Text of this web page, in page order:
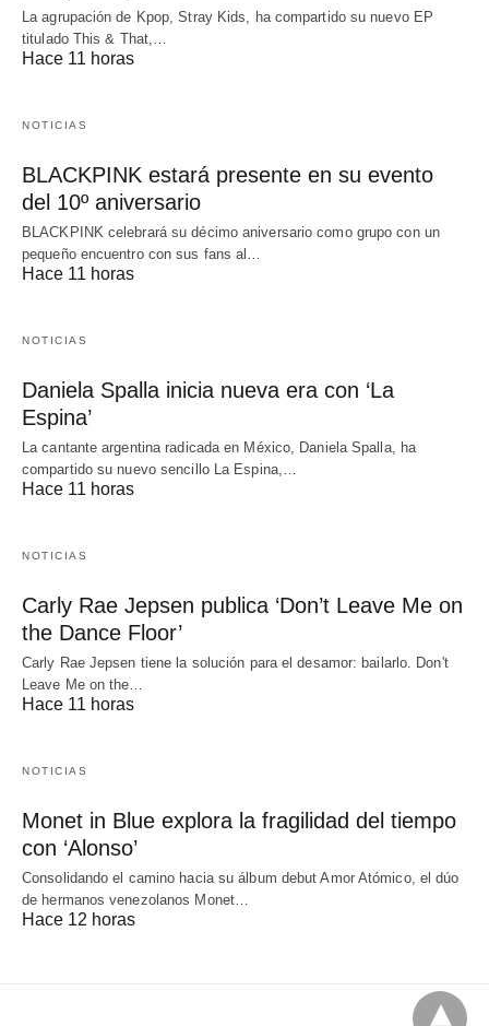
La agrupación de Kpop, Stray Kids, ha compartido su nuevo EP
titulado This & That,…
Hace 11 horas
NOTICIAS
BLACKPINK estará presente en su evento
del 10º aniversario
BLACKPINK celebrará su décimo aniversario como grupo con un
pequeño encuentro con sus fans al…
Hace 11 horas
NOTICIAS
Daniela Spalla inicia nueva era con ‘La
Espina’
La cantante argentina radicada en México, Daniela Spalla, ha
compartido su nuevo sencillo La Espina,…
Hace 11 horas
NOTICIAS
Carly Rae Jepsen publica ‘Don’t Leave Me on
the Dance Floor’
Carly Rae Jepsen tiene la solución para el desamor: bailarlo. Don't
Leave Me on the…
Hace 11 horas
NOTICIAS
Monet in Blue explora la fragilidad del tiempo
con ‘Alonso’
Consolidando el camino hacia su álbum debut Amor Atómico, el dúo
de hermanos venezolanos Monet…
Hace 12 horas